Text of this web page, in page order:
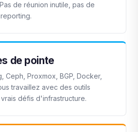
de réunion inutile, pas de
de pointe
Ceph, Proxmox, BGP, Docker,
travaillez avec des outils
défis d'infrastructure.